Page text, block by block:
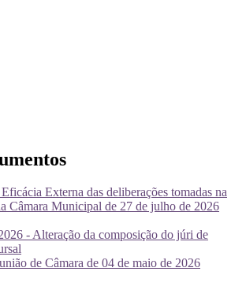
Externa das deliberações tomadas na
Câmara Municipal de 27 de julho de 2026
- Alteração da composição do júri de
de Câmara de 04 de maio de 2026